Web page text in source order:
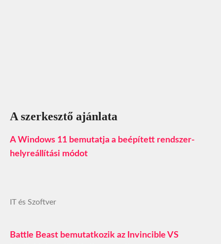
A szerkesztő ajánlata
A Windows 11 bemutatja a beépített rendszer-
helyreállítási módot
IT és Szoftver
Battle Beast bemutatkozik az Invincible VS